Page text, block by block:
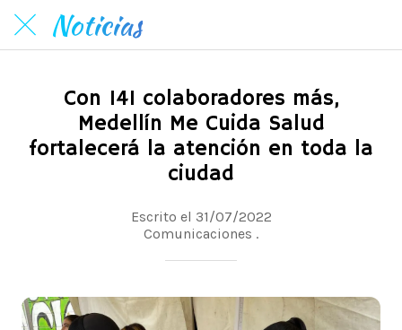
Noticias
Con 141 colaboradores más,
Medellín Me Cuida Salud
fortalecerá la atención en toda la
ciudad
Escrito el 31/07/2022
Comunicaciones .